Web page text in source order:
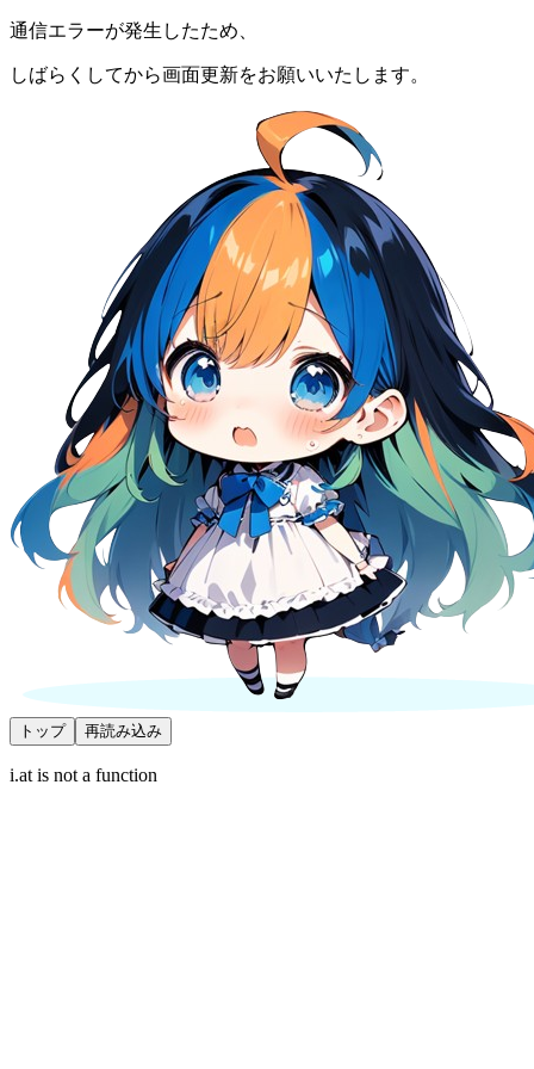
通信エラーが発生したため、
しばらくしてから画面更新をお願いいたします。
トップ 再読み込み
i.at is not a function